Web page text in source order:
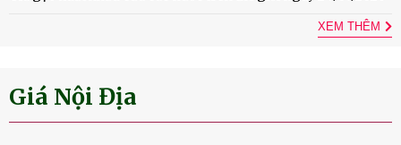
XEM THÊM
Giá Nội Địa